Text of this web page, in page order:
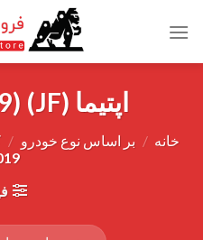
اپتیما (JF) (2016-2019)
خانه / بر اساس نوع خودرو /